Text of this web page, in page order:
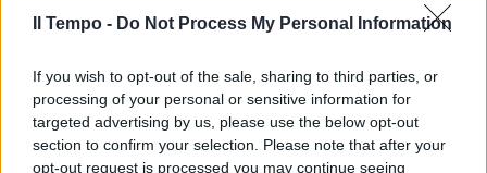
Il Tempo - Do Not Process My Personal Information
If you wish to opt-out of the sale, sharing to third parties, or
processing of your personal or sensitive information for
targeted advertising by us, please use the below opt-out
section to confirm your selection. Please note that after your
opt-out request is processed you may continue seeing
Scorpione
Sole esce dall'opposizione, Marte però resta
in Toro, tenete sempre presente questo
aspetto che a volte diventa subdolo, in quella
posizione - settima casa zodiacale - agita i